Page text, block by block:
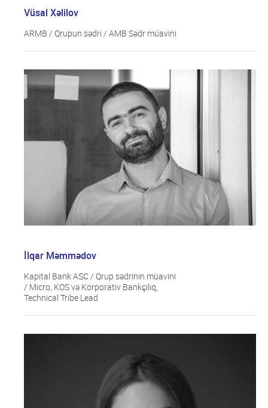
Vüsal Xəlilov
ARMB / Qrupun sədri / AMB Sədr müavini
İlqar Məmmədov
Kapital Bank ASC / Qrup sədrinin müavini
/ Micro, KOS və Korporativ Bankçılıq,
Technical Tribe Lead
Ümumi məlumat
Qrupun üzvləri
Rəqəmsal ödənişlər sahəsində fırıldaqçılıq